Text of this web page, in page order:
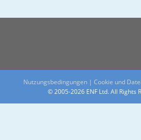
Nutzungsbedingungen | Cookie und
© 2005-2026 ENF Ltd. All Rights